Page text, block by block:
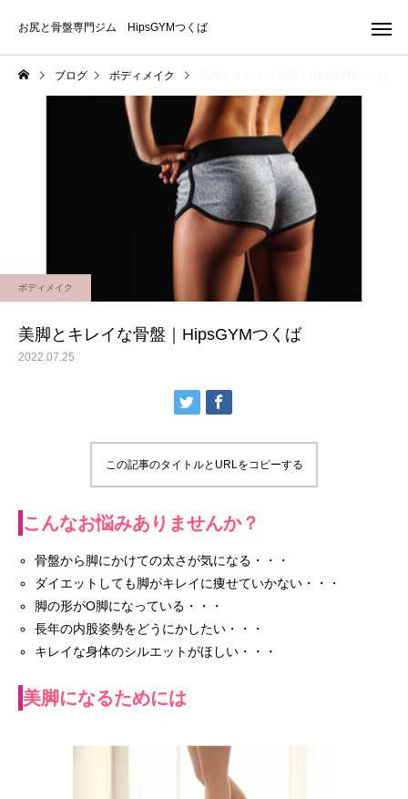
お尻と骨盤専門ジム HipsGYMつくば
ブログ ボディメイク
ボディメイク
美脚とキレイな骨盤｜HipsGYMつくば
2022.07.25
この記事のタイトルとURLをコピーする
こんなお悩みありませんか？
骨盤から脚にかけての太さが気になる・・・
ダイエットしても脚がキレイに痩せていかない・・・
脚の形がO脚になっている・・・
長年の内股姿勢をどうにかしたい・・・
キレイな身体のシルエットがほしい・・・
美脚になるためには